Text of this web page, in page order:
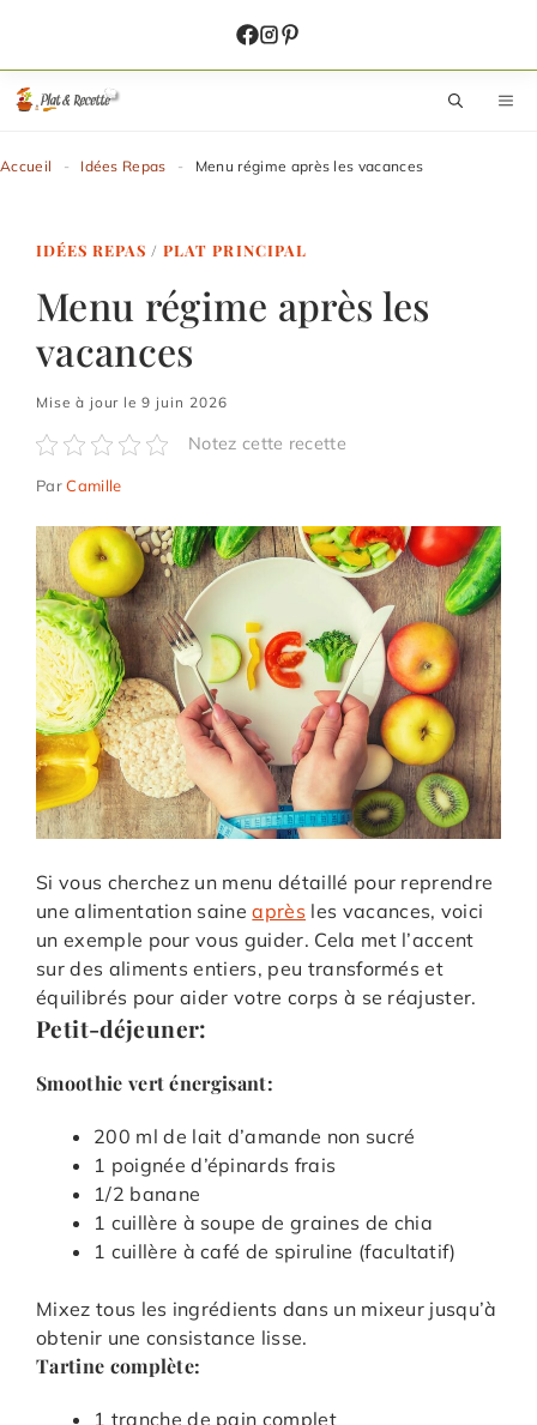
contenu
Accueil - Idées Repas - Menu régime après les vacances
IDÉES REPAS /PLAT PRINCIPAL
Menu régime après les
vacances
Mise à jour le 9 juin 2026
Notez cette recette
ParCamille
Si vous cherchez un menu détaillé pour reprendre
une alimentation saineaprès les vacances, voici
un exemple pour vous guider. Cela met l’accent
sur des aliments entiers, peu transformés et
équilibrés pour aider votre corps à se réajuster.
Petit-déjeuner:
Smoothie vert énergisant:
200 ml de lait d’amande non sucré
1 poignée d’épinards frais
1/2 banane
1 cuillère à soupe de graines de chia
1 cuillère à café de spiruline (facultatif)
Mixez tous les ingrédients dans un mixeur jusqu’à
obtenir une consistance lisse.
Tartine complète:
1 tranche de pain complet